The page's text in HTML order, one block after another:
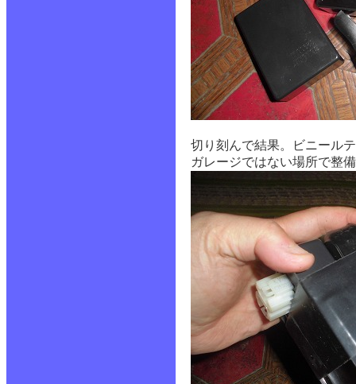
切り刻んで結果。ビニール
ガレージではない場所で整